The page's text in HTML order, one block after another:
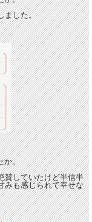
ました。
か。
賛していたけど半信半
みも感じられて幸せな